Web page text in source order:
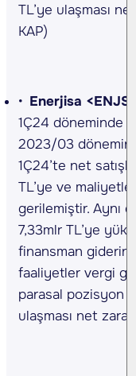
TL’ye ulaşması
KAP)
Enerjisa
1Ç24 döneminde
2023/03
1Ç24’te net
TL’ye ve
gerilemiştir. Aynı
7,33mlr TL’ye
finansman
faaliyetler vergi
parasal pozisyon
ulaşması net